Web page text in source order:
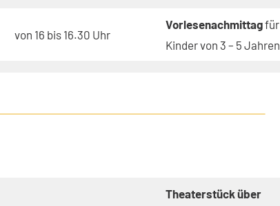
von 16 bis 16.30 Uhr
Vorlesenachmittagfür
Kinder von 3 – 5 Jahren
Theaterstück über